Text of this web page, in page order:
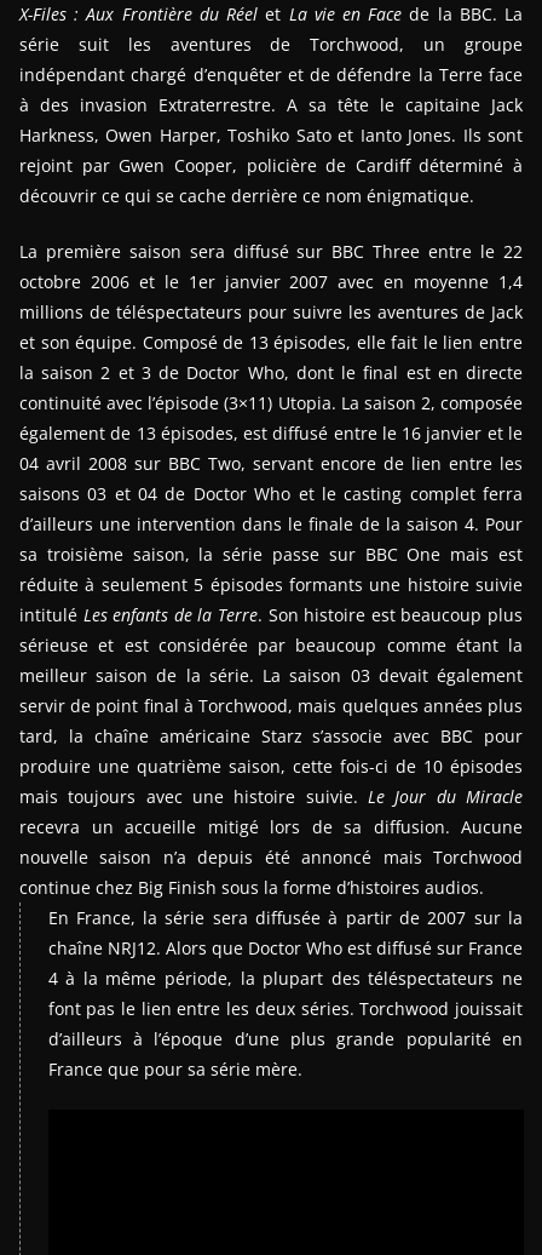
X-Files : Aux Frontière du Réel et La vie en Face de la BBC. La
série suit les aventures de Torchwood, un groupe
indépendant chargé d’enquêter et de défendre la Terre face
à des invasion Extraterrestre. A sa tête le capitaine Jack
Harkness, Owen Harper, Toshiko Sato et Ianto Jones. Ils sont
rejoint par Gwen Cooper, policière de Cardiff déterminé à
découvrir ce qui se cache derrière ce nom énigmatique.
La première saison sera diffusé sur BBC Three entre le 22
octobre 2006 et le 1er janvier 2007 avec en moyenne 1,4
millions de téléspectateurs pour suivre les aventures de Jack
et son équipe. Composé de 13 épisodes, elle fait le lien entre
la saison 2 et 3 de Doctor Who, dont le final est en directe
continuité avec l’épisode (3×11) Utopia. La saison 2, composée
également de 13 épisodes, est diffusé entre le 16 janvier et le
04 avril 2008 sur BBC Two, servant encore de lien entre les
saisons 03 et 04 de Doctor Who et le casting complet ferra
d’ailleurs une intervention dans le finale de la saison 4. Pour
sa troisième saison, la série passe sur BBC One mais est
réduite à seulement 5 épisodes formants une histoire suivie
intitulé Les enfants de la Terre. Son histoire est beaucoup plus
sérieuse et est considérée par beaucoup comme étant la
meilleur saison de la série. La saison 03 devait également
servir de point final à Torchwood, mais quelques années plus
tard, la chaîne américaine Starz s’associe avec BBC pour
produire une quatrième saison, cette fois-ci de 10 épisodes
mais toujours avec une histoire suivie. Le Jour du Miracle
recevra un accueille mitigé lors de sa diffusion. Aucune
nouvelle saison n’a depuis été annoncé mais Torchwood
continue chez Big Finish sous la forme d’histoires audios.
En France, la série sera diffusée à partir de 2007 sur la
chaîne NRJ12. Alors que Doctor Who est diffusé sur France
4 à la même période, la plupart des téléspectateurs ne
font pas le lien entre les deux séries. Torchwood jouissait
d’ailleurs à l’époque d’une plus grande popularité en
France que pour sa série mère.